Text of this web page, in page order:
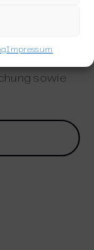
Impressum
sowie